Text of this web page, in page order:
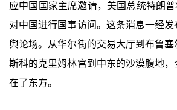
应中国国家主席邀请，美国总统特朗
对中国进行国事访问。这条消息一经
舆论场。从华尔街的交易大厅到布鲁
斯科的克里姆林宫到中东的沙漠腹地
在了东方。